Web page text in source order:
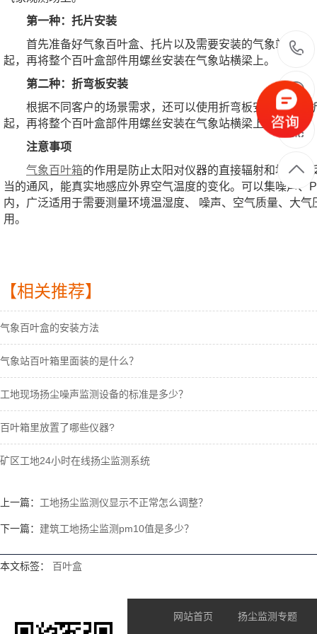
第一种：托片安装
首先准备好气象百叶盒、托片以及需要安装的气象站横
起，再将整个百叶盒部件用螺丝安装在气象站横梁上。
第二种：折弯板安装
根据不同客户的场景需求，还可以使用折弯板安装，通
起，再将整个百叶盒部件用螺丝安装在气象站横梁上。
注意事项
气象百叶箱的作用是防止太阳对仪器的直接辐射和地面的
当的通风，能真实地感应外界空气温度的变化。可以集噪声
内，广泛适用于需要测量环境温湿度、 噪声、空气质量、大
用。
【相关推荐】
气象百叶盒的安装方法
气象站百叶箱里面装的是什么？
工地现场扬尘噪声监测设备的标准是多少？
百叶箱里放置了哪些仪器?
矿区工地24小时在线扬尘监测系统
上一篇： 工地扬尘监测仪显示不正常怎么调整？
下一篇： 建筑工地扬尘监测pm10值是多少？
本文标签： 百叶盒
网站首页 扬尘监测专题